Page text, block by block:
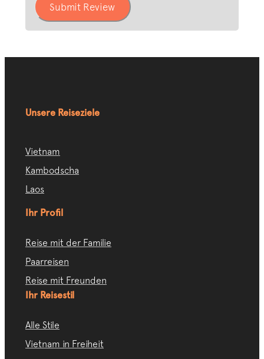
Submit Review
Unsere Reiseziele
Vietnam
Kambodscha
Laos
Ihr Profil
Reise mit der Familie
Paarreisen
Reise mit Freunden
Ihr Reisestil
Alle Stile
Vietnam in Freiheit